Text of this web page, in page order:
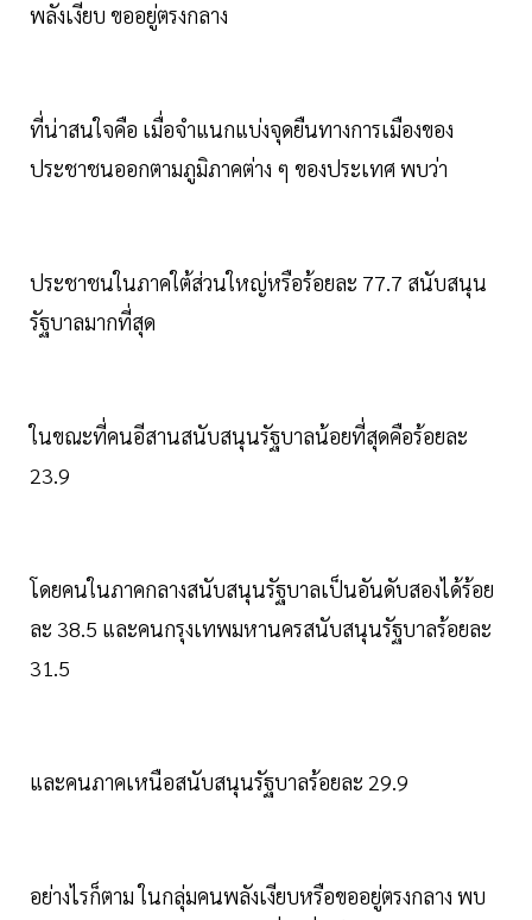
พลังเงียบ ขออยู่ตรงกลาง
ที่น่าสนใจคือ เมื่อจำแนกแบ่งจุดยืนทางการเมืองของ
ประชาชนออกตามภูมิภาคต่าง ๆ ของประเทศ พบว่า
ประชาชนในภาคใต้ส่วนใหญ่หรือร้อยละ 77.7 สนับสนุน
รัฐบาลมากที่สุด
ในขณะที่คนอีสานสนับสนุนรัฐบาลน้อยที่สุดคือร้อยละ
23.9
โดยคนในภาคกลางสนับสนุนรัฐบาลเป็นอันดับสองได้ร้อย
ละ 38.5 และคนกรุงเทพมหานครสนับสนุนรัฐบาลร้อยละ
31.5
และคนภาคเหนือสนับสนุนรัฐบาลร้อยละ 29.9
อย่างไรก็ตาม ในกลุ่มคนพลังเงียบหรือขออยู่ตรงกลาง พบ